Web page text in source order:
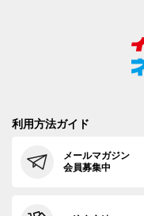
利用方法ガイド
メールマガジン
会員募集中